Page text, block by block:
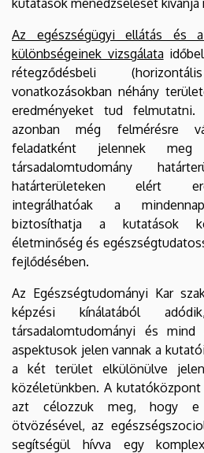
Az egészségügyi ellátás és
különbségeinek vizsgálata
rétegződésbeli
vonatkozásokban néhány
eredményeket tud
azonban még felmérésre
feladatként jelennek
társadalomtudomány
határterületeken elért
integrálhatóak a
biztosíthatja a kutatások
életminőség és
fejlődésében.
Az Egészségtudományi Kar
képzési kínálatából
társadalomtudományi és mind
aspektusok jelen vannak a
a két terület elkülönülve
közéletünkben. A
azt célozzuk meg, hogy e
ötvözésével, az
segítségül hívva egy